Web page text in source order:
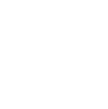
イルユーザーを獲得する
でIAPを管理
と車内体験を促進する
る
ィスガイド
とコツ
ビルディングブロック
ートさせる
センス